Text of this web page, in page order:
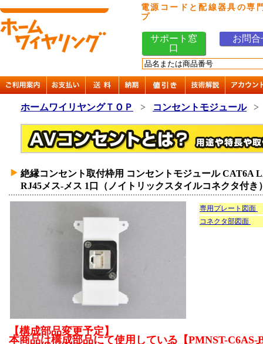
電源コードと配線器具の専
プ
サポート窓
口
お問合
ホームワイリヤングＴＯＰ > コンセントモジュール
絶縁コンセント取付枠用 コンセントモジュール CAT6A
RJ45メス-メス 1口（ノイトリックスタイルコネクタ付き
専用プレート図面
コネクタ部図面
【構成部品変更予定】
本商品は構成部品にて使用している【PMNST-